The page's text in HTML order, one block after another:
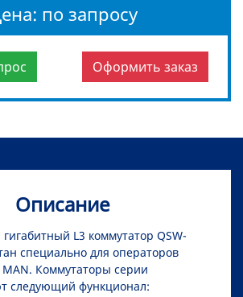
по запросу
Оформить заказ
Описание
L3 коммутатор QSW-
специально для операторов
MAN. Коммутаторы серии
следующий функционал: